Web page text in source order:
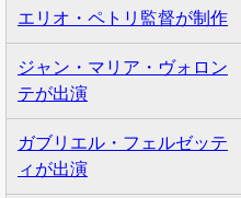
エリオ・ペトリ監督が制作
ジャン・マリア・ヴォロン
テが出演
ガブリエル・フェルゼッテ
ィが出演